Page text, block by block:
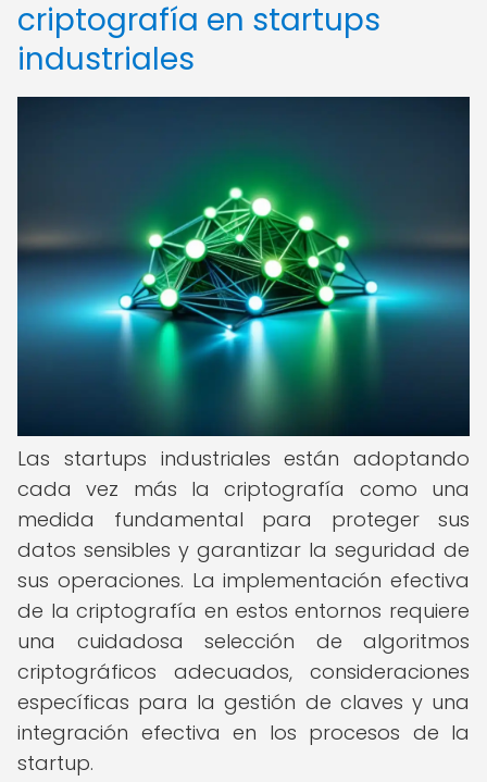
criptografía en startups
industriales
Las startups industriales están adoptando
cada vez más la criptografía como una
medida fundamental para proteger sus
datos sensibles y garantizar la seguridad de
sus operaciones. La implementación efectiva
de la criptografía en estos entornos requiere
una cuidadosa selección de algoritmos
criptográficos adecuados, consideraciones
específicas para la gestión de claves y una
integración efectiva en los procesos de la
startup.